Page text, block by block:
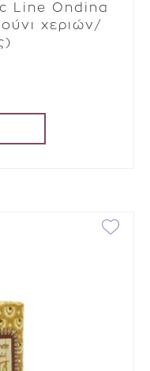
Line Ondina
χεριών/